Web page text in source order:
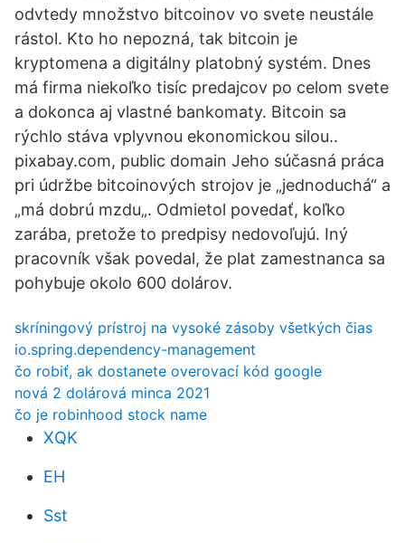
odvtedy množstvo bitcoinov vo svete neustále
rástol. Kto ho nepozná, tak bitcoin je
kryptomena a digitálny platobný systém. Dnes
má firma niekoľko tisíc predajcov po celom svete
a dokonca aj vlastné bankomaty. Bitcoin sa
rýchlo stáva vplyvnou ekonomickou silou..
pixabay.com, public domain Jeho súčasná práca
pri údržbe bitcoinových strojov je „jednoduchá“ a
„má dobrú mzdu„. Odmietol povedať, koľko
zarába, pretože to predpisy nedovoľujú. Iný
pracovník však povedal, že plat zamestnanca sa
pohybuje okolo 600 dolárov.
skríningový prístroj na vysoké zásoby všetkých čias
io.spring.dependency-management
čo robiť, ak dostanete overovací kód google
nová 2 dolárová minca 2021
čo je robinhood stock name
XQK
EH
Sst